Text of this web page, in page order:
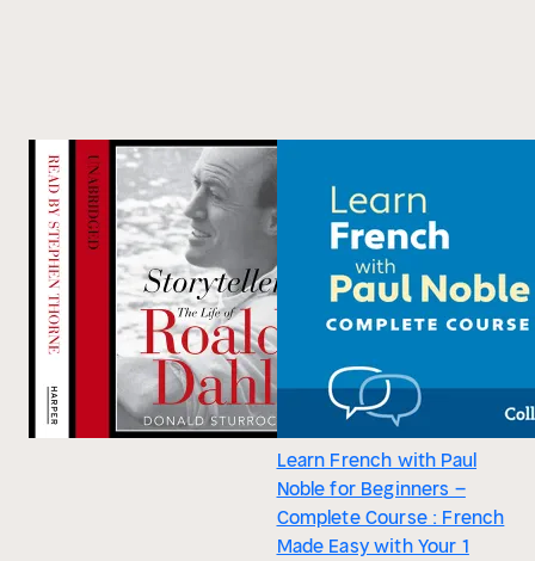
Learn French with Paul
Noble for Beginners –
Complete Course : French
Made Easy with Your 1